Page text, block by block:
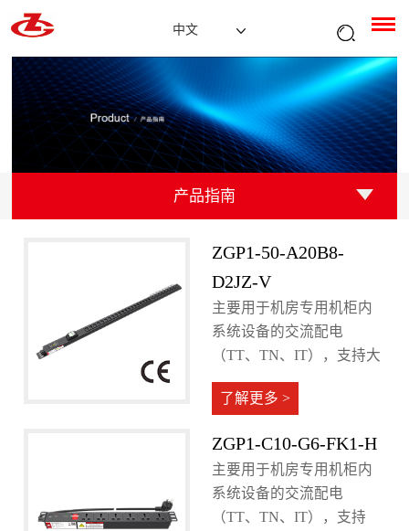
中文
产品指南
ZGP1-50-A20B8-
D2JZ-V
主要用于机房专用机柜内
系统设备的交流配电
（TT、TN、IT），支持大
电流输入。
了解更多 >
ZGP1-C10-G6-FK1-H
主要用于机房专用机柜内
系统设备的交流配电
（TT、TN、IT），支持